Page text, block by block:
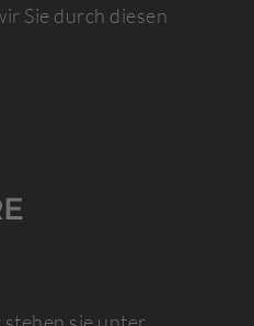
Sie durch diesen